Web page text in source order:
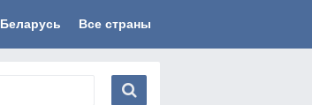
Беларусь Все страны